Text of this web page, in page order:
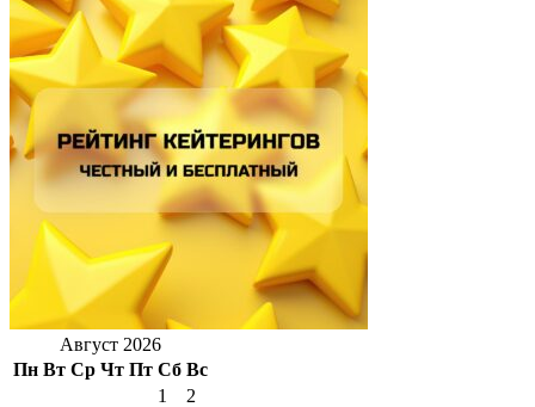
Август 2026
Пн Вт Ср Чт Пт Сб Вс
1
2